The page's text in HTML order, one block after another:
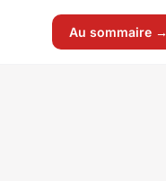
Au sommaire →